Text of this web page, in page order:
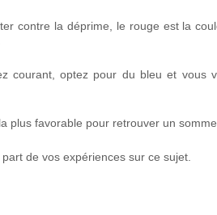
contre la déprime, le rouge est la
courant, optez pour du bleu et vous
plus favorable pour retrouver un
de vos expériences sur ce sujet.